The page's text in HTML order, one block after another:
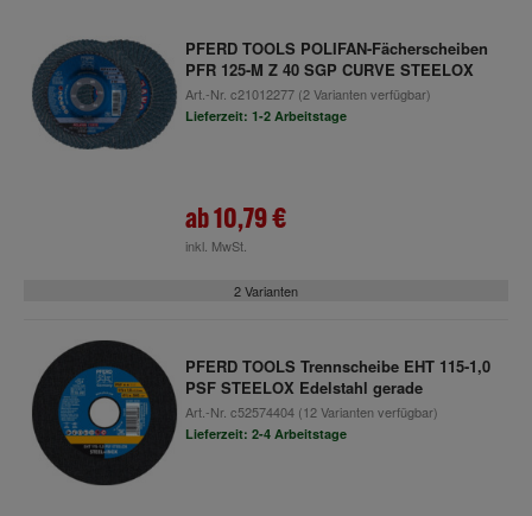
PFERD TOOLS POLIFAN-Fächerscheiben
PFR 125-M Z 40 SGP CURVE STEELOX
Art.-Nr. c21012277(2 Varianten verfügbar)
Lieferzeit: 1-2 Arbeitstage
ab10,79 €
inkl. MwSt.
2 Varianten
PFERD TOOLS Trennscheibe EHT 115-1,0
PSF STEELOX Edelstahl gerade
Art.-Nr. c52574404(12 Varianten verfügbar)
Lieferzeit: 2-4 Arbeitstage